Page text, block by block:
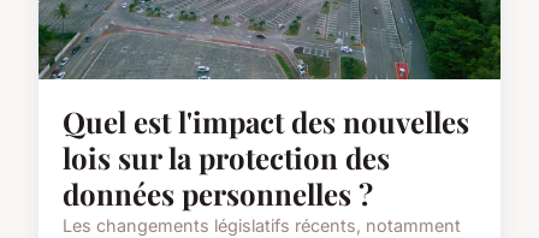
Quel est l'impact des nouvelles
lois sur la protection des
données personnelles ?
Les changements législatifs récents, notamment